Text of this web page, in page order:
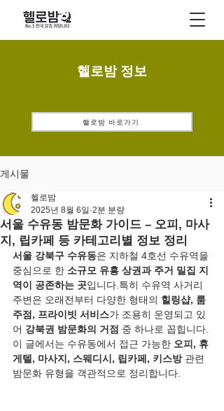
헬로밤 정보
헬로밤 바로가기
게시물
서울 수유동 밤문화 가이드 – 오피, 마사
지, 립카페 등 카테고리별 정보 정리
헬로밤
2025년 8월 6일 2분 분량
서울 강북구 수유동은 지하철 4호선 수유역을
중심으로 한 소규모 유흥 상권과 주거 밀집 지
역이 공존하는 곳입니다.특히 수유역 사거리
주변은 오래전부터 다양한 형태의 힐링샵, 룸
주점, 프라이빗 서비스가 조용히 운영되고 있
어 강북권 밤문화의 거점 중 하나로 꼽힙니다.
이 글에서는 수유동에서 접근 가능한 오피, 휴
게텔, 마사지, 스웨디시, 립카페, 키스방 관련
밤문화 유형을 객관적으로 정리합니다.